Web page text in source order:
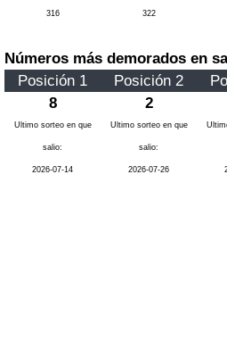
316 322
Números más demorados en
Posición 1
Posición 2
8
2
Ultimo sorteo en que
salio:
2026-07-14
Ultimo sorteo en que
salio:
2026-07-26